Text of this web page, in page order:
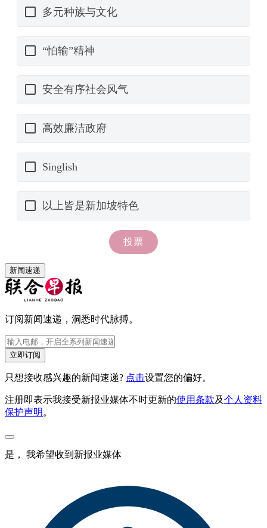
新闻速递
订阅新闻速递，洞悉时代脉搏。
立即订阅
只想接收感兴趣的新闻速递? 点击设置您的偏好。
注册即表示我接受新报业媒体不时更新的使用条款及个人资料
保护声明 。
是， 我希望收到新报业媒体